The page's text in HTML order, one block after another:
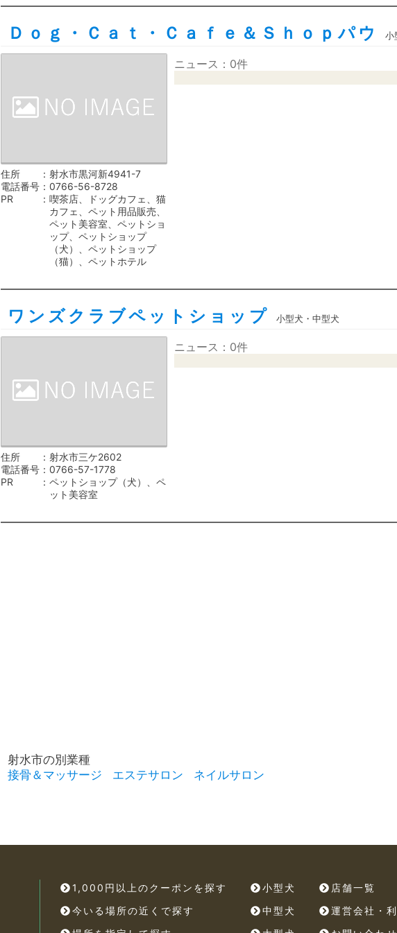
Ｄｏｇ・Ｃａｔ・Ｃａｆｅ＆Ｓｈｏｐパウ 小
住所
射水市黒河新4941-7
電話番号
0766-56-8728
PR
喫茶店、ドッグカフェ、猫
カフェ、ペット用品販売、
ペット美容室、ペットショ
ップ、ペットショップ
（犬）、ペットショップ
（猫）、ペットホテル
ニュース：0件
ワンズクラブペットショップ 小型犬・中型犬
住所
射水市三ケ2602
電話番号
0766-57-1778
PR
ペットショップ（犬）、ペ
ット美容室
ニュース：0件
射水市の別業種
接骨＆マッサージ
エステサロン ネイルサロン
1,000円以上のクーポンを探す
今いる場所の近くで探す
小型犬
中型犬
店舗一覧
運営会社・